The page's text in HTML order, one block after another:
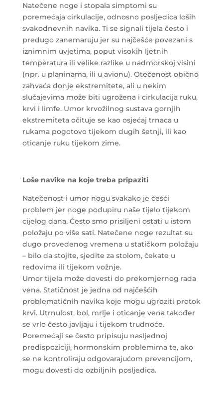
Natečene noge i stopala simptomi su
poremećaja cirkulacije, odnosno posljedica loših
svakodnevnih navika. Ti se signali tijela često i
predugo zanemaruju jer su najčešće povezani s
iznimnim uvjetima, poput visokih ljetnih
temperatura ili velike razlike u nadmorskoj visini
(npr. u planinama, ili u avionu). Otečenost obično
zahvaća donje ekstremitete, ali u nekim
slučajevima može biti ugrožena i cirkulacija ruku,
krvi i limfe. Umor krvožilnog sustava gornjih
ekstremiteta očituje se kao osjećaj trnaca u
rukama pogotovo tijekom dugih šetnji, ili kao
oticanje ruku tijekom zime.
Loše navike na koje treba pripaziti
Natečenost i umor nogu svakako je češći
problem jer noge podupiru naše tijelo tijekom
cijelog dana. Često smo prisiljeni ostati u istom
položaju po više sati. Natečene noge rezultat su
dugo provedenog vremena u statičkom položaju
– bilo da stojite, sjedite za stolom, čekate u
redovima ili tijekom vožnje.
Umor tijela može dovesti do prekomjernog rada
vena. Statičnost je jedna od najčešćih
problematičnih navika koje mogu ugroziti protok
krvi. Utrnulost, bol, mrlje i oticanje vena također
se vrlo često javljaju i tijekom trudnoće.
Poremećaji se često pripisuju nasljednoj
predispoziciji, hormonskim problemima te, ako
se ne kontroliraju odgovarajućom prevencijom,
mogu dovesti do ozbiljnih posljedica.